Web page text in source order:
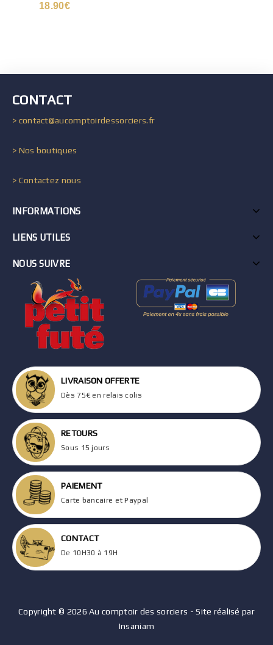
18.90€
CONTACT
> contact@aucomptoirdessorciers.fr
> Nos boutiques
> Contactez nous
INFORMATIONS
LIENS UTILES
NOUS SUIVRE
LIVRAISON OFFERTE
Dès 75€ en relais colis
RETOURS
Sous 15 jours
PAIEMENT
Carte bancaire et Paypal
CONTACT
De 10H30 à 19H
Copyright © 2026 Au comptoir des sorciers - Site réalisé par
Insaniam